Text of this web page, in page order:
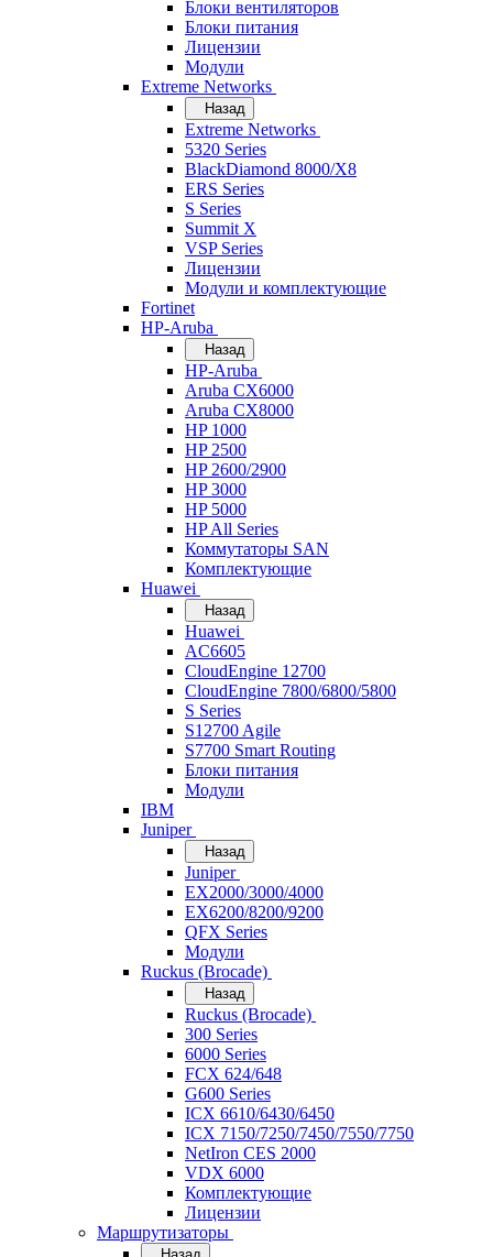
Блоки вентиляторов
Блоки питания
Лицензии
Модули
Extreme Networks
Назад
Extreme Networks
5320 Series
BlackDiamond 8000/X8
ERS Series
S Series
Summit X
VSP Series
Лицензии
Модули и комплектующие
Fortinet
HP-Aruba
Назад
HP-Aruba
Aruba CX6000
Aruba CX8000
HP 1000
HP 2500
HP 2600/2900
HP 3000
HP 5000
HP All Series
Коммутаторы SAN
Комплектующие
Huawei
Назад
Huawei
AC6605
CloudEngine 12700
CloudEngine 7800/6800/5800
S Series
S12700 Agile
S7700 Smart Routing
Блоки питания
Модули
IBM
Juniper
Назад
Juniper
EX2000/3000/4000
EX6200/8200/9200
QFX Series
Модули
Ruckus (Brocade)
Назад
Ruckus (Brocade)
300 Series
6000 Series
FCX 624/648
G600 Series
ICX 6610/6430/6450
ICX 7150/7250/7450/7550/7750
NetIron CES 2000
VDX 6000
Комплектующие
Лицензии
Маршрутизаторы